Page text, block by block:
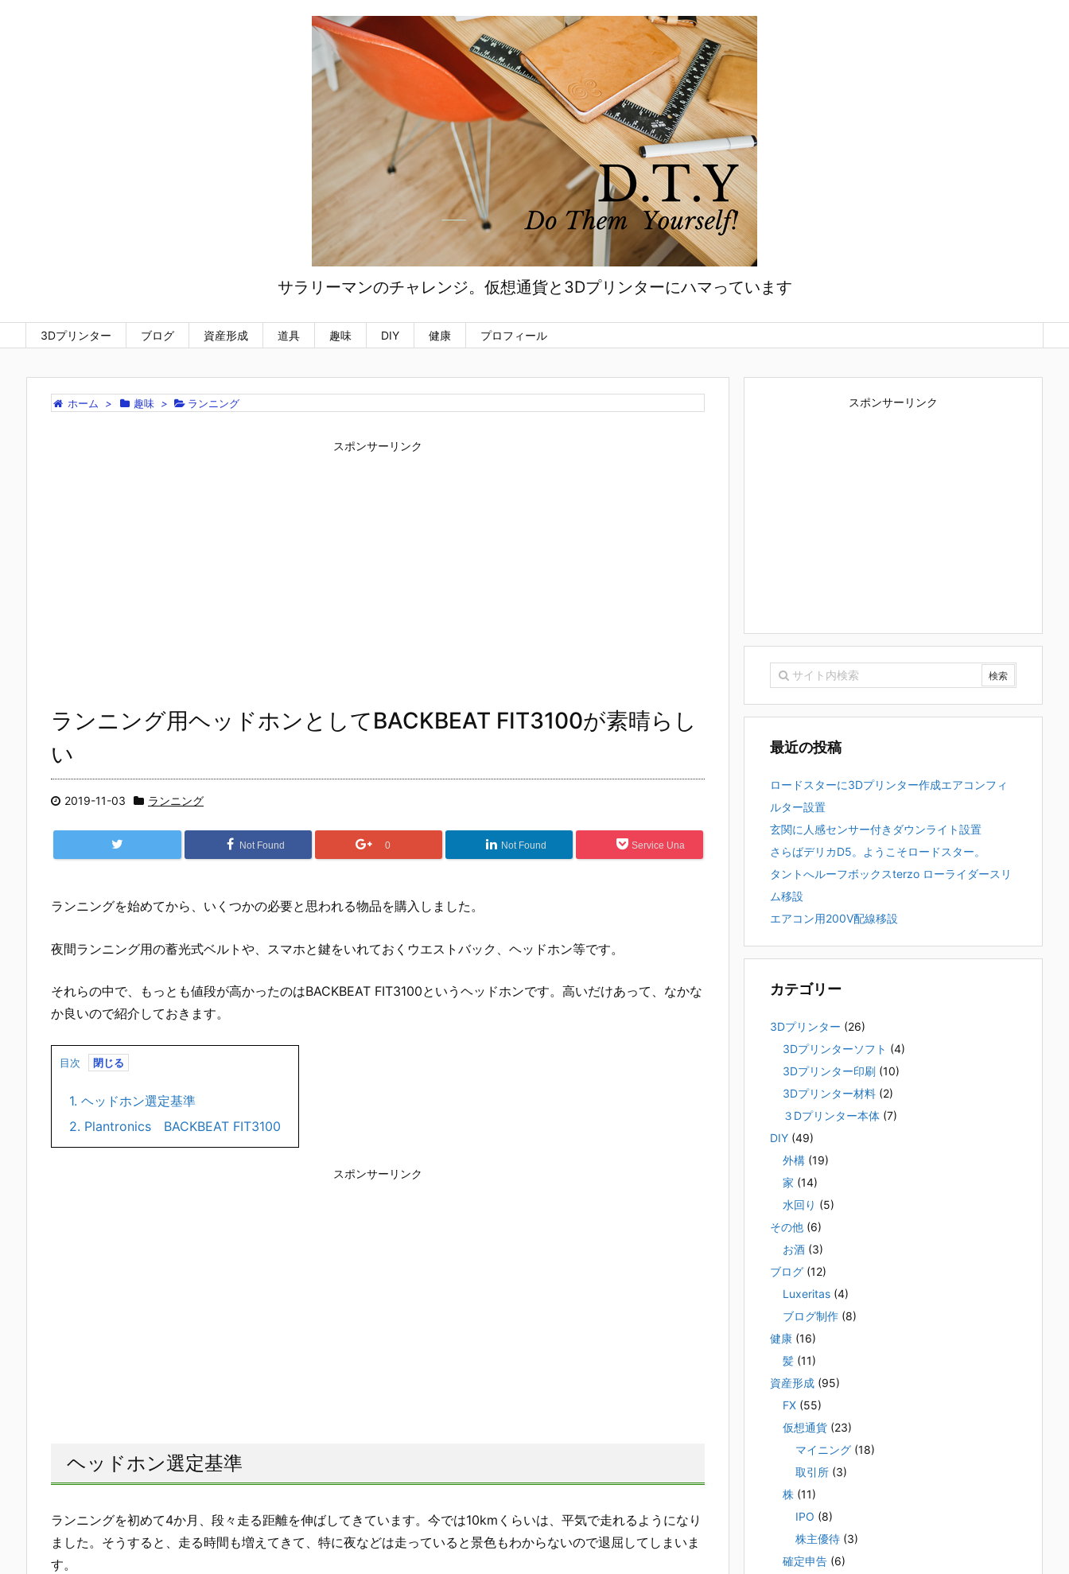
サラリーマンのチャレンジ。仮想通貨と3Dプリンターにハマっています
3Dプリンター ブログ 資産形成 道具 趣味 DIY 健康 プロフィール
ホーム > 趣味 > ランニング
スポンサーリンク
ランニング用ヘッドホンとしてBACKBEAT FIT3100が素晴らし
い
2019-11-03 ランニング
Not Found 0 Not Found Service Una
ランニングを始めてから、いくつかの必要と思われる物品を購入しました。
夜間ランニング用の蓄光式ベルトや、スマホと鍵をいれておくウエストバック、ヘッドホン等です。
それらの中で、もっとも値段が高かったのはBACKBEAT FIT3100というヘッドホンです。高いだけあって、なかな
か良いので紹介しておきます。
目次
1. ヘッドホン選定基準
2. Plantronics BACKBEAT FIT3100
スポンサーリンク
ヘッドホン選定基準
ランニングを初めて4か月、段々走る距離を伸ばしてきています。今では10kmくらいは、平気で走れるようになり
ました。そうすると、走る時間も増えてきて、特に夜などは走っていると景色もわからないので退屈してしまいま
す。
スポンサーリンク
最近の投稿
ロードスターに3Dプリンター作成エアコンフィ
ルター設置
玄関に人感センサー付きダウンライト設置
さらばデリカD5。ようこそロードスター。
タントへルーフボックスterzo ローライダースリ
ム移設
エアコン用200V配線移設
カテゴリー
3Dプリンター (26)
3Dプリンターソフト (4)
3Dプリンター印刷 (10)
3Dプリンター材料 (2)
３Dプリンター本体 (7)
DIY (49)
外構 (19)
家 (14)
水回り (5)
その他 (6)
お酒 (3)
ブログ (12)
Luxeritas (4)
ブログ制作 (8)
健康 (16)
髪 (11)
資産形成 (95)
FX (55)
仮想通貨 (23)
マイニング (18)
取引所 (3)
株 (11)
IPO (8)
株主優待 (3)
確定申告 (6)